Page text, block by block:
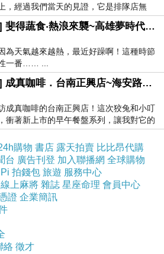
，經過我們當天的見證，它是排隊店無
[高雄食記] 斐得蔬食‧熱浪來襲~高雄夢時代美食推薦！前鎮區人氣素食餐廳！創意植物肉料理！
為天氣越來越熱，最近好躁啊！這種時節
一番…… ...
[台南食記] 成真咖啡．台南正興店~海安路美食推薦！台南中西區早午餐、舒芙蕾、創意咖啡！新品上市！
成真咖啡的台南正興店！這次狡兔和小叮
衝著新上市的早午餐盤系列，讓我對它的
購物 書店 露天拍賣 比比昂代購
台 廣告刊登 加入聯播網 全球購物
Pi 拍錢包 旅遊 服務中心
線上麻將 雜誌 星座命理 會員中心
證 企業簡訊
絡 徵才